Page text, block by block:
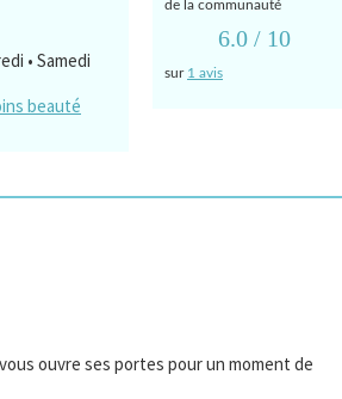
• Samedi
beauté
de la communauté
6.0 / 10
sur 1 avis
ouvre ses portes pour un moment de